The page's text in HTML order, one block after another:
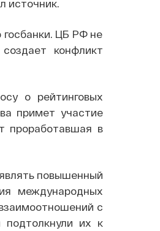
источник.
госбанки. ЦБ РФ не
конфликт
о рейтинговых
примет участие
проработавшая в
повышенный
международных
с
подтолкнули их к